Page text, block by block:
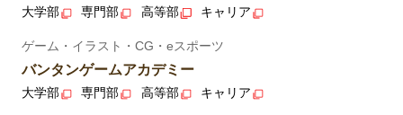
大学部 専門部 高等部 キャリア
ゲーム・イラスト・CG・eスポーツ
バンタンゲームアカデミー
大学部 専門部 高等部 キャリア